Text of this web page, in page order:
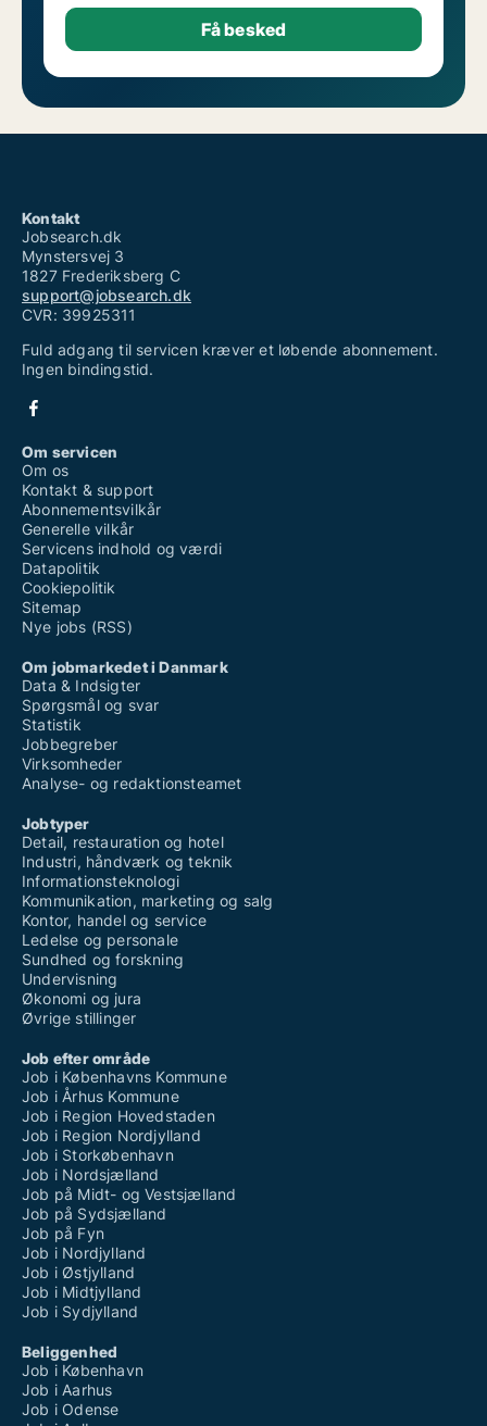
Kontakt
Jobsearch.dk
Mynstersvej 3
1827 Frederiksberg C
support@jobsearch.dk
CVR: 39925311
Fuld adgang til servicen kræver et løbende abonnement.
Ingen bindingstid.
Om servicen
Om os
Kontakt & support
Abonnementsvilkår
Generelle vilkår
Servicens indhold og værdi
Datapolitik
Cookiepolitik
Sitemap
Nye jobs (RSS)
Om jobmarkedet i Danmark
Data & Indsigter
Spørgsmål og svar
Statistik
Jobbegreber
Virksomheder
Analyse- og redaktionsteamet
Jobtyper
Detail, restauration og hotel
Industri, håndværk og teknik
Informationsteknologi
Kommunikation, marketing og salg
Kontor, handel og service
Ledelse og personale
Sundhed og forskning
Undervisning
Økonomi og jura
Øvrige stillinger
Job efter område
Job i Københavns Kommune
Job i Århus Kommune
Job i Region Hovedstaden
Job i Region Nordjylland
Job i Storkøbenhavn
Job i Nordsjælland
Job på Midt- og Vestsjælland
Job på Sydsjælland
Job på Fyn
Job i Nordjylland
Job i Østjylland
Job i Midtjylland
Job i Sydjylland
Beliggenhed
Job i København
Job i Aarhus
Job i Odense